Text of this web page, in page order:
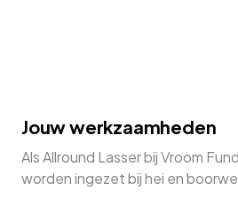
Jouw werkzaamheden
Als Allround Lasser bij Vroom
worden ingezet bij hei en